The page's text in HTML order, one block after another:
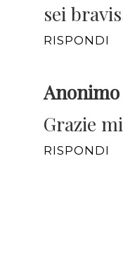
sei
RISPONDI
Anonimo
Grazie
RISPONDI